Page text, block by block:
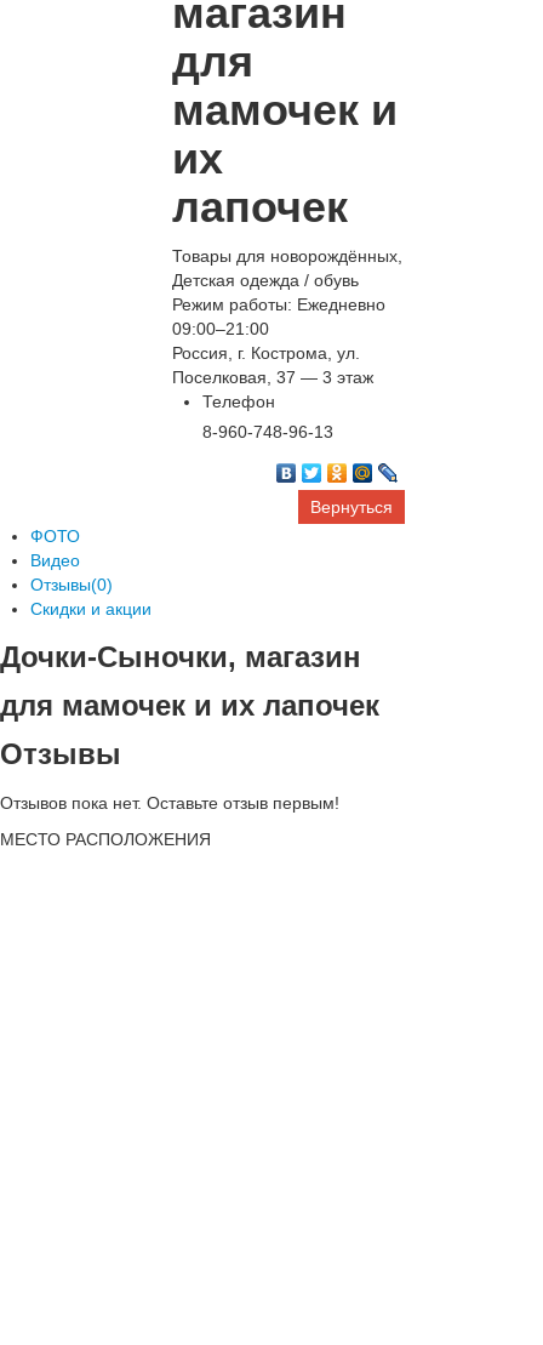
магазин
для
мамочек и
их
лапочек
Товары для новорождённых,
Детская одежда / обувь
Режим работы: Ежедневно
09:00–21:00
Россия, г. Кострома, ул.
Поселковая, 37 — 3 этаж
Телефон
8-960-748-96-13
Вернуться
ФОТО
Видео
Отзывы(0)
Скидки и акции
Дочки-Сыночки, магазин
для мамочек и их лапочек
Отзывы
Отзывов пока нет. Оставьте отзыв первым!
МЕСТО РАСПОЛОЖЕНИЯ